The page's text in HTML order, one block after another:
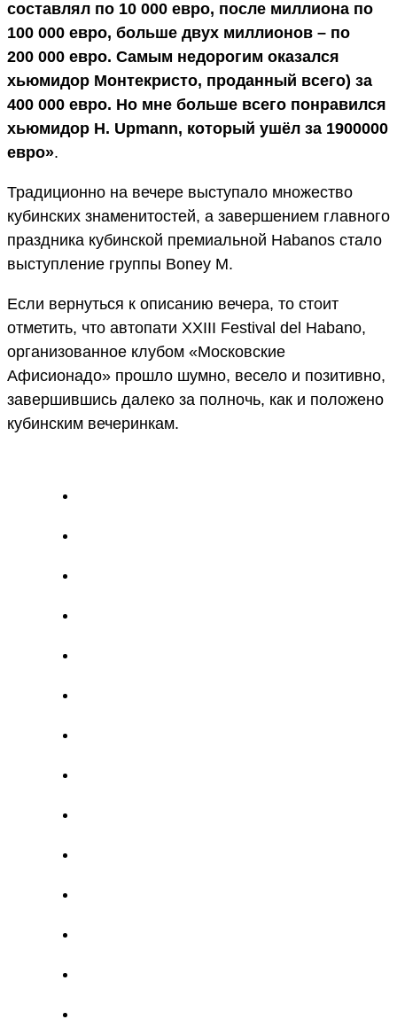
составлял по 10 000 евро, после миллиона по
100 000 евро, больше двух миллионов – по
200 000 евро. Самым недорогим оказался
хьюмидор Монтекристо, проданный всего) за
400 000 евро. Но мне больше всего понравился
хьюмидор H. Upmann, который ушёл за 1900000
евро».
Традиционно на вечере выступало множество
кубинских знаменитостей, а завершением главного
праздника кубинской премиальной Habanos стало
выступление группы Boney M.
Если вернуться к описанию вечера, то стоит
отметить, что автопати XXIII Festival del Habano,
организованное клубом «Московские
Афисионадо» прошло шумно, весело и позитивно,
завершившись далеко за полночь, как и положено
кубинским вечеринкам.